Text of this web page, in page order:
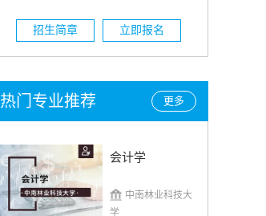
招生简章 立即报名
更多
热门专业推荐
会计学
中南林业科技大
学